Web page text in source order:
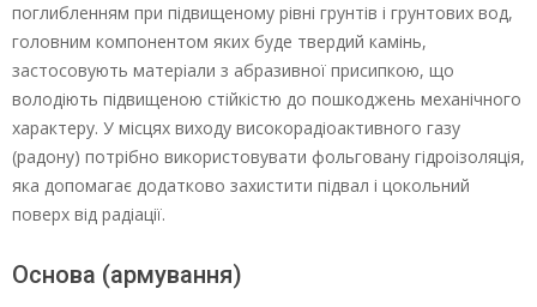
поглибленням при підвищеному рівні грунтів і грунтових вод,
головним компонентом яких буде твердий камінь,
застосовують матеріали з абразивної присипкою, що
володіють підвищеною стійкістю до пошкоджень механічного
характеру. У місцях виходу високорадіоактивного газу
(радону) потрібно використовувати фольговану гідроізоляція,
яка допомагає додатково захистити підвал і цокольний
поверх від радіації.
Основа (армування)